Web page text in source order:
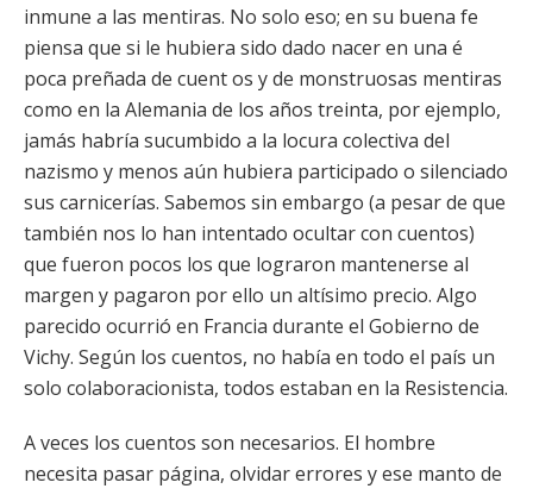
inmune a las mentiras. No solo eso; en su buena fe
piensa que si le hubiera sido dado nacer en una é
poca preñada de cuent os y de monstruosas mentiras
como en la Alemania de los años treinta, por ejemplo,
jamás habría sucumbido a la locura colectiva del
nazismo y menos aún hubiera participado o silenciado
sus carnicerías. Sabemos sin embargo (a pesar de que
también nos lo han intentado ocultar con cuentos)
que fueron pocos los que lograron mantenerse al
margen y pagaron por ello un altísimo precio. Algo
parecido ocurrió en Francia durante el Gobierno de
Vichy. Según los cuentos, no había en todo el país un
solo colaboracionista, todos estaban en la Resistencia.
A veces los cuentos son necesarios. El hombre
necesita pasar página, olvidar errores y ese manto de